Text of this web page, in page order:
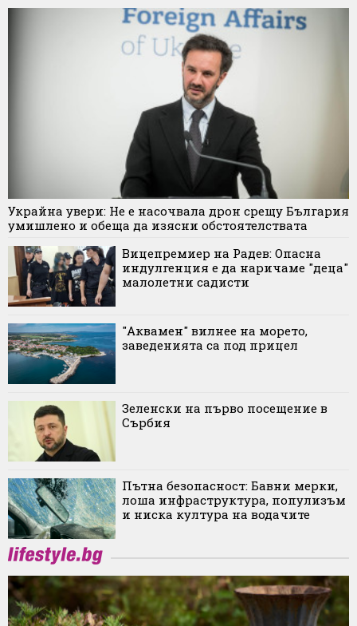
Украйна увери: Не е насочвала дрон срещу България
умишлено и обеща да изясни обстоятелствата
Вицепремиер на Радев: Опасна
индулгенция е да наричаме "деца"
малолетни садисти
"Аквамен" вилнее на морето,
заведенията са под прицел
Зеленски на първо посещение в
Сърбия
Пътна безопасност: Бавни мерки,
лоша инфраструктура, популизъм
и ниска култура на водачите